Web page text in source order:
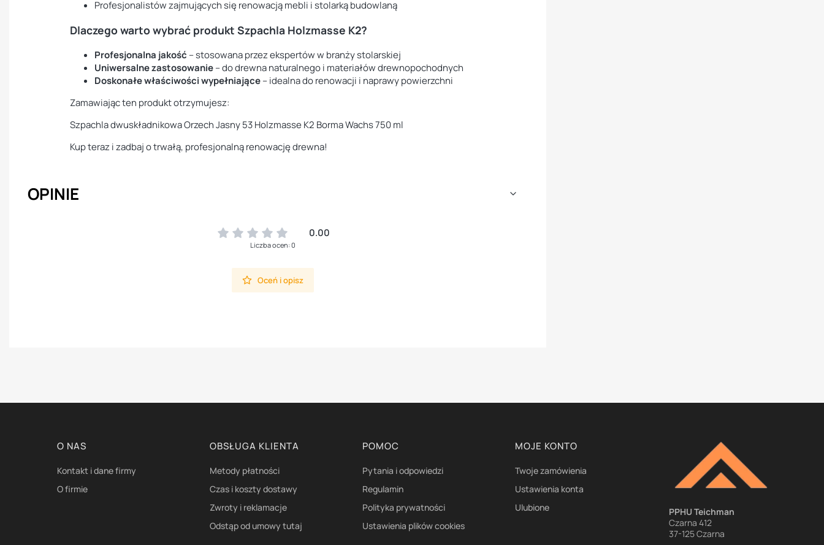
Profesjonalistów zajmujących się renowacją mebli i stolarką budowlaną
Dlaczego warto wybrać produkt Szpachla Holzmasse K2?
Profesjonalna jakość – stosowana przez ekspertów w branży stolarskiej
Uniwersalne zastosowanie– do drewna naturalnego i materiałów drewnopochodnych
Doskonałe właściwości wypełniające– idealna do renowacji i naprawy powierzchni
Zamawiając ten produkt otrzymujesz:
Szpachla dwuskładnikowa Orzech Jasny 53 Holzmasse K2 Borma Wachs 750 ml
Kup teraz i zadbaj o trwałą, profesjonalną renowację drewna!
OPINIE
0.00
Liczba ocen: 0
Oceń i opisz
Linki w stopce
O NAS
Kontakt i dane firmy
O firmie
OBSŁUGA KLIENTA
Metody płatności
Czas i koszty dostawy
Zwroty i reklamacje
Odstąp od umowy tutaj
POMOC
Pytania i odpowiedzi
Regulamin
Polityka prywatności
Ustawienia plików cookies
MOJE KONTO
Twoje zamówienia
Ustawienia konta
Ulubione
PPHU Teichman
Czarna 412
37-125 Czarna